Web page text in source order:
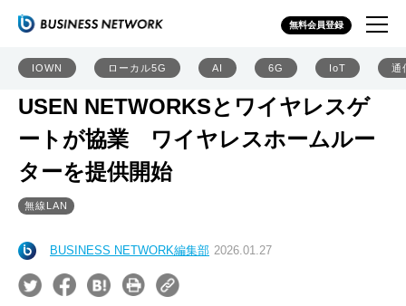
無料会員登録
IOWN ローカル5G AI 6G IoT 通
USEN NETWORKSとワイヤレスゲ
ートが協業 ワイヤレスホームルー
ターを提供開始
無線LAN
BUSINESS NETWORK編集部 2026.01.27